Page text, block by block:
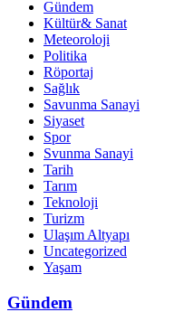
Gündem
Kültür& Sanat
Meteoroloji
Politika
Röportaj
Sağlık
Savunma Sanayi
Siyaset
Spor
Svunma Sanayi
Tarih
Tarım
Teknoloji
Turizm
Ulaşım Altyapı
Uncategorized
Yaşam
Gündem